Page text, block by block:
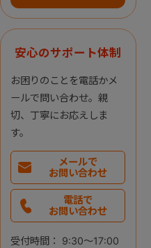
安心のサポート体制
お困りのことを電話かメ
ールで問い合わせ。親
切、丁寧にお応えしま
す。
メールで
お問い合わせ
電話で
お問い合わせ
受付時間： 9:30～17:00